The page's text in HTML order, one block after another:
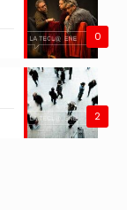
0
2